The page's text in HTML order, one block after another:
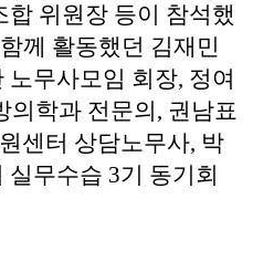
위원장 등이 참석했
께 활동했던 김재민
무사모임 회장, 정여
의학과 전문의, 권남표
센터 상담노무사, 박
무수습 3기 동기회